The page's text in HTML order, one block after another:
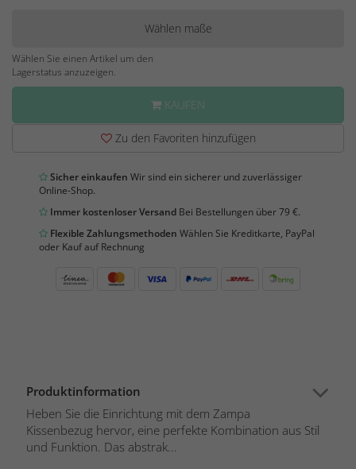
Wählen maße
Wählen Sie einen Artikel um den
Lagerstatus anzuzeigen.
KAUFEN
Zu den Favoriten hinzufügen
Sicher einkaufen Wir sind ein sicherer und zuverlässiger
Online-Shop.
Immer kostenloser Versand Bei Bestellungen über 79 €.
Flexible Zahlungsmethoden Wählen Sie Kreditkarte, PayPal
oder Kauf auf Rechnung
Produktinformation
Heben Sie die Einrichtung mit dem Zampa
Kissenbezug hervor, eine perfekte Kombination aus Stil
und Funktion. Das abstrak...